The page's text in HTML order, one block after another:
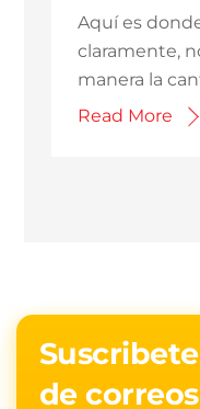
Aquí es
claramente,
manera la
Read More
de